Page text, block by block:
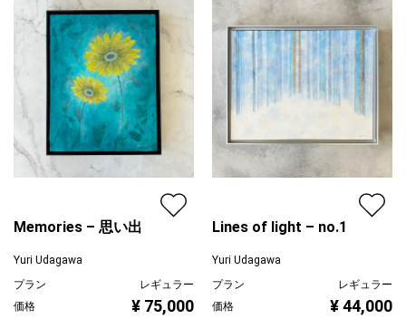
配送目安
二週間以内
Memories – 思い出
Yuri Udagawa
プラン
レギュラー
価格
¥ 75,000
Lines of light – no.1
Yuri Udagawa
プラン
レギュラー
価格
¥ 44,000